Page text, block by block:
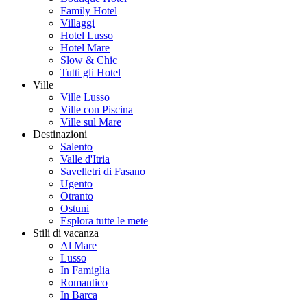
Family Hotel
Villaggi
Hotel Lusso
Hotel Mare
Slow & Chic
Tutti gli Hotel
Ville
Ville Lusso
Ville con Piscina
Ville sul Mare
Destinazioni
Salento
Valle d'Itria
Savelletri di Fasano
Ugento
Otranto
Ostuni
Esplora tutte le mete
Stili di vacanza
Al Mare
Lusso
In Famiglia
Romantico
In Barca